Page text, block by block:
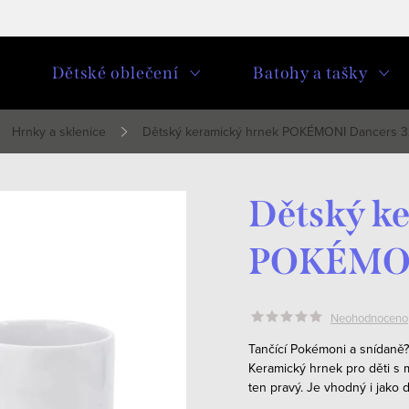
Dětské oblečení Batohy a tašky
Hrnky a sklenice Dětský keramický hrnek POKÉMONI Dancers
Dětský
Neohodnoceno
Tančící Pokémoni a
Keramický hrnek pro děti s
ten pravý. Je vhodný i jako